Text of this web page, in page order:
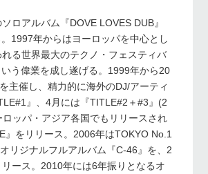
ロアルバム『DOVE LOVES DUB』
1997年からはヨーロッパを中心とし
る世界最大のテクノ・フェスティバ
う偉業を成し遂げる。1999年から20
主催し、精力的に海外のDJ/アーティ
』、4月には『TITLE#2＋#3』(2
ッパ・アジア各国でもリリースされ
をリリース。2006年はTOKYO No.1
リジナルフルアルバム『C-46』を、2
ース。2010年には6年振りとなるオ